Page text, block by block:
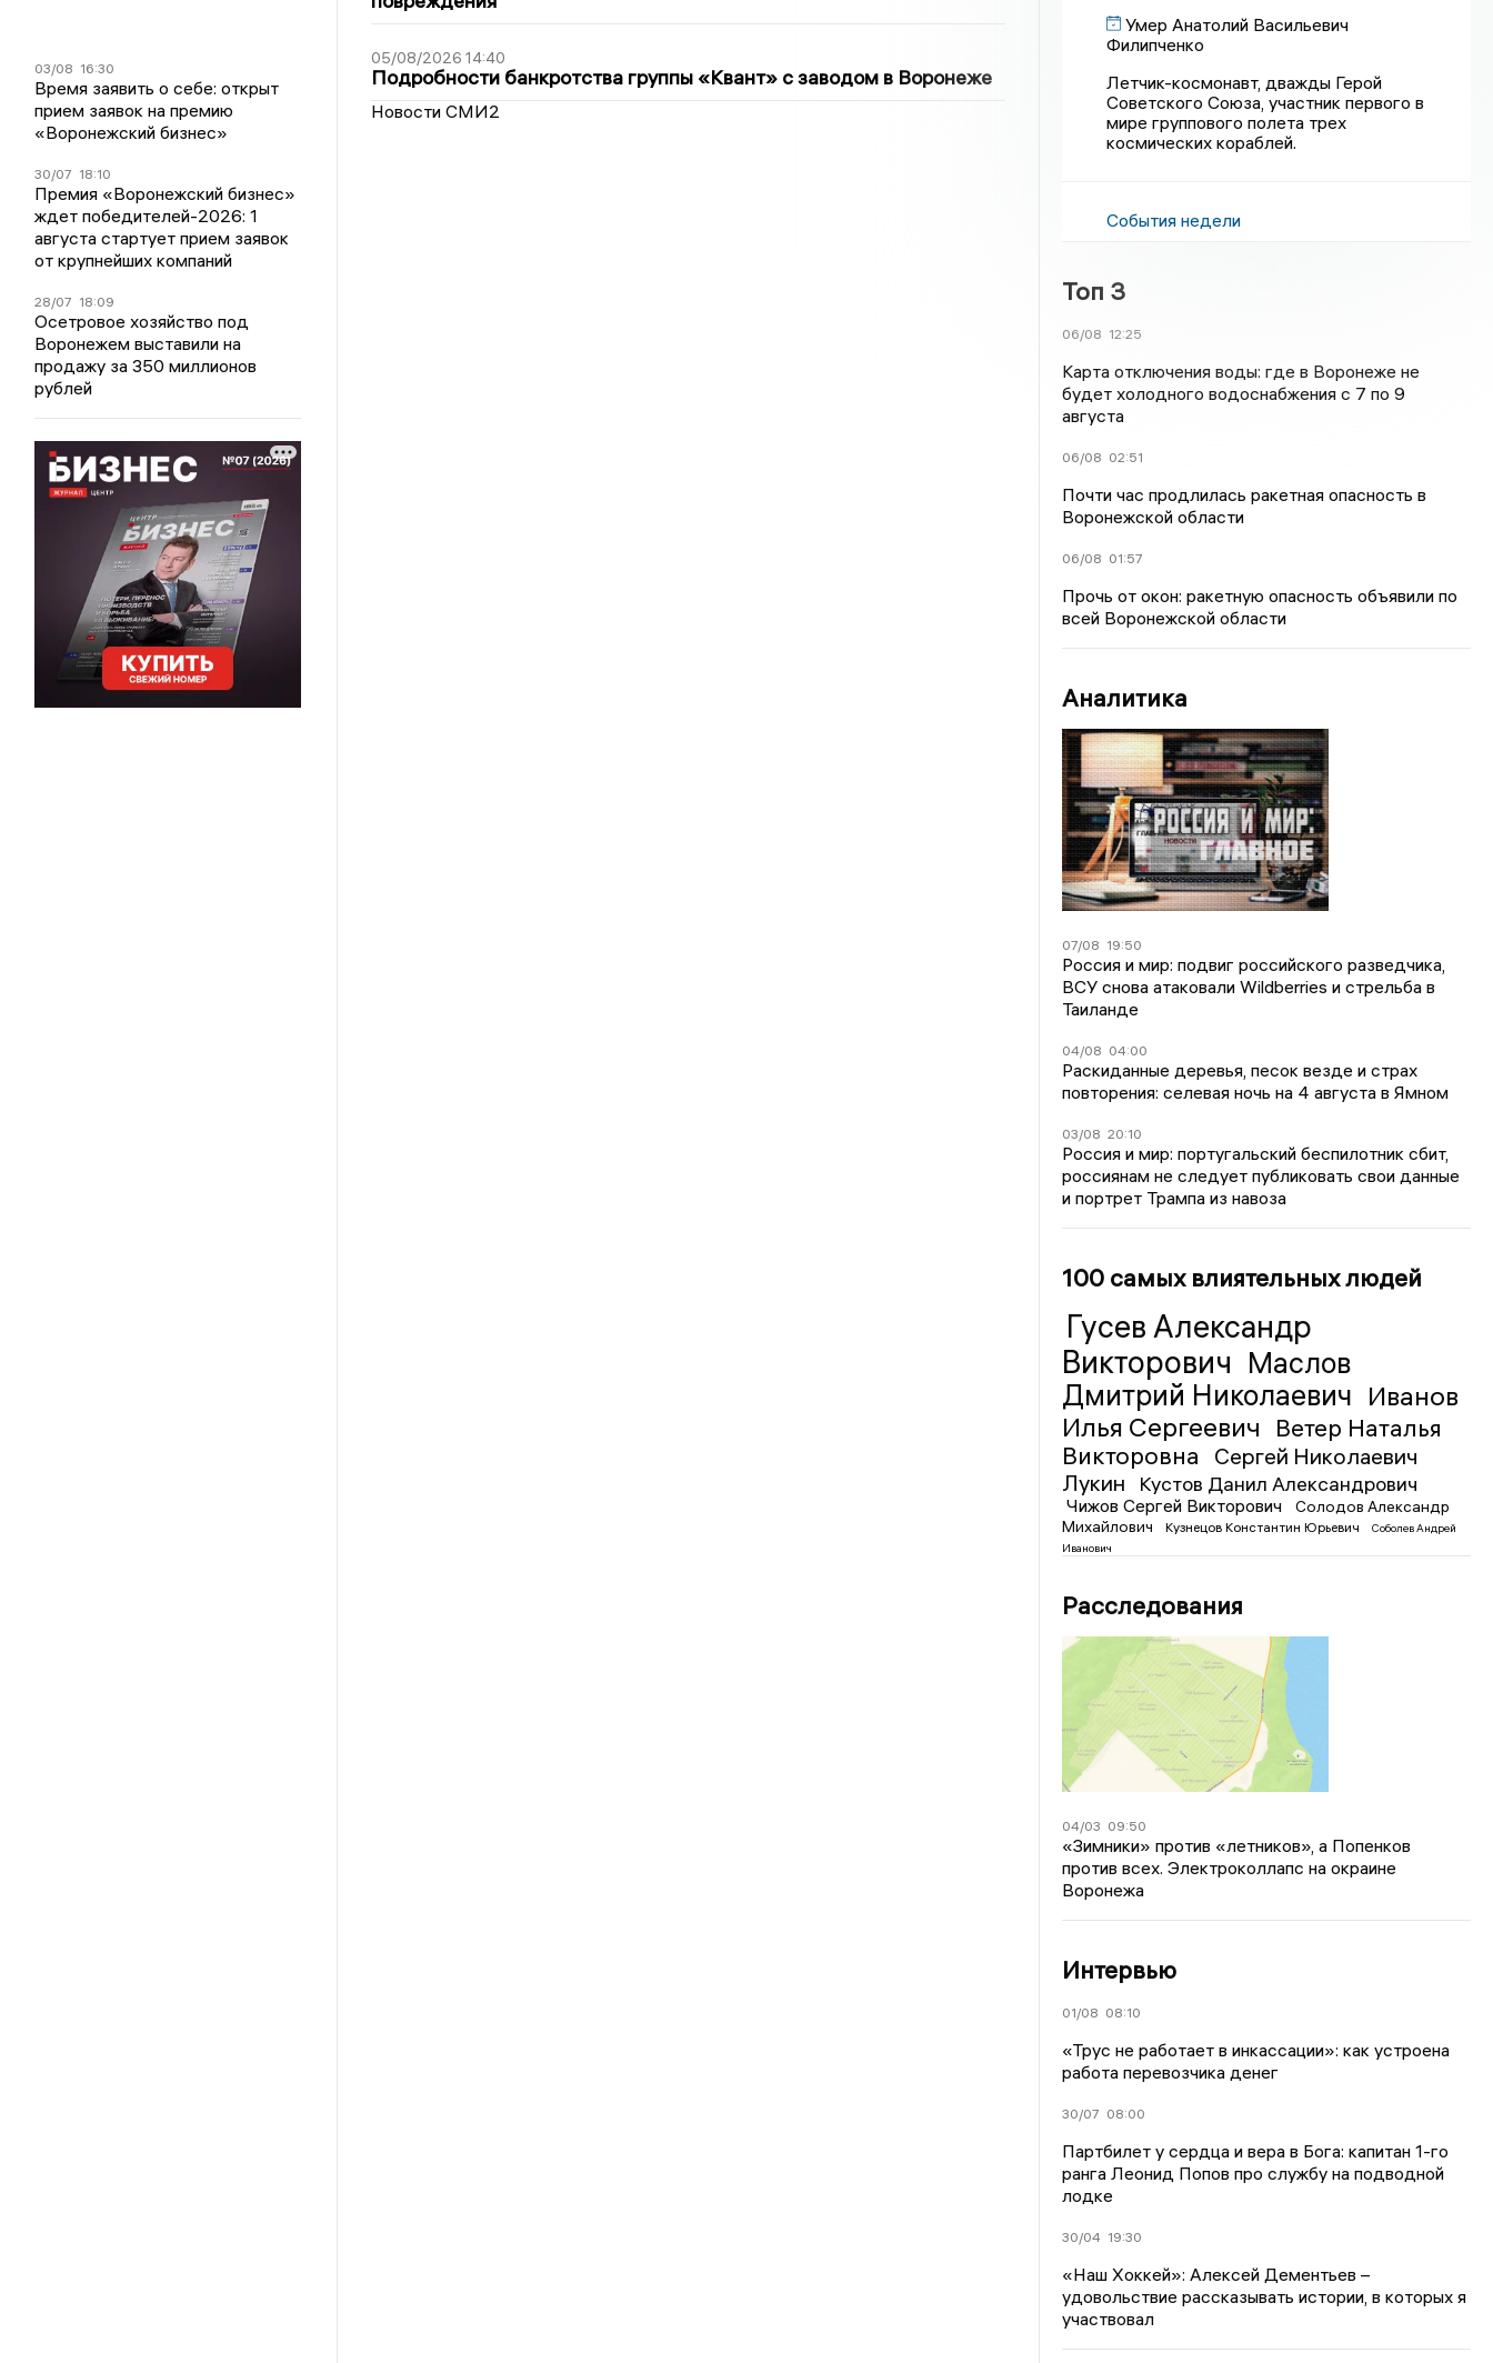
03/08 16:30
Время заявить о себе: открыт
прием заявок на премию
«Воронежский бизнес»
30/07 18:10
Премия «Воронежский бизнес»
ждет победителей-2026: 1
августа стартует прием заявок
от крупнейших компаний
28/07 18:09
Осетровое хозяйство под
Воронежем выставили на
продажу за 350 миллионов
рублей
05/08/2026 14:40
Подробности банкротства группы «Квант» с заводом в Воронеже
Новости СМИ2
Умер Анатолий Васильевич
Филипченко
Летчик-космонавт, дважды Герой
Советского Союза, участник первого в
мире группового полета трех
космических кораблей.
События недели
Топ 3
06/08 12:25
Карта отключения воды: где в Воронеже не
будет холодного водоснабжения с 7 по 9
августа
06/08 02:51
Почти час продлилась ракетная опасность в
Воронежской области
06/08 01:57
Прочь от окон: ракетную опасность объявили по
всей Воронежской области
Аналитика
07/08 19:50
Россия и мир: подвиг российского разведчика,
ВСУ снова атаковали Wildberries и стрельба в
Таиланде
04/08 04:00
Раскиданные деревья, песок везде и страх
повторения: селевая ночь на 4 августа в Ямном
03/08 20:10
Россия и мир: португальский беспилотник сбит,
россиянам не следует публиковать свои данные
и портрет Трампа из навоза
100 самых влиятельных людей
Гусев Александр
Викторович Маслов
Дмитрий Николаевич Иванов
Илья Сергеевич
Ветер Наталья
Викторовна
Сергей Николаевич
Лукин
Кустов Данил Александрович
Чижов Сергей Викторович
Солодов Александр
Михайлович
Кузнецов Константин Юрьевич
Соболев Андрей
Иванович
Расследования
04/03 09:50
«Зимники» против «летников», а Попенков
против всех. Электроколлапс на окраине
Воронежа
Интервью
01/08 08:10
«Трус не работает в инкассации»: как устроена
работа перевозчика денег
30/07 08:00
Партбилет у сердца и вера в Бога: капитан 1-го
ранга Леонид Попов про службу на подводной
лодке
30/04 19:30
«Наш Хоккей»: Алексей Дементьев –
удовольствие рассказывать истории, в которых я
участвовал